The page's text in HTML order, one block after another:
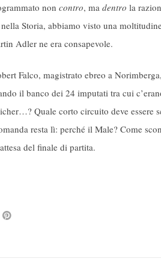
non contro, ma dentro la
Storia, abbiamo visto una
Adler ne era consapevole.
Falco, magistrato ebreo a
il banco dei 24 imputati tra cui
Quale corto circuito deve
resta lì: perché il Male? Come
del finale di partita.